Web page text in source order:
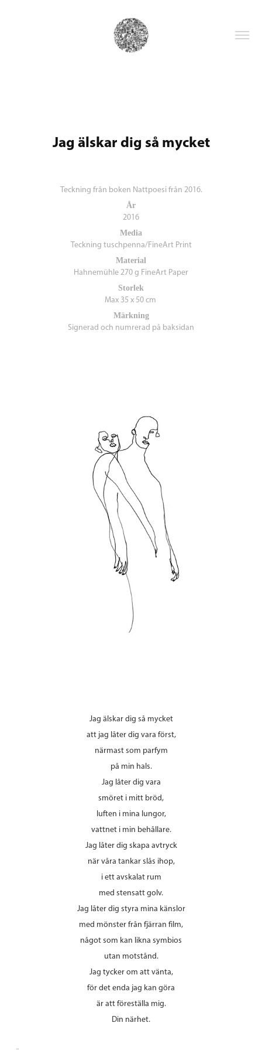
Jag älskar dig så mycket
Teckning från boken Nattpoesi från 2016.
År
2016
Media
Teckning tuschpenna/FineArt Print
Material
Hahnemühle 270 g FineArt Paper
Storlek
Max 35 x 50 cm
Märkning
Signerad och numrerad på baksidan
Jag älskar dig så mycket
att jag låter dig vara först,
närmast som parfym
på min hals.
Jag låter dig vara
smöret i mitt bröd,
luften i mina lungor,
vattnet i min behållare.
Jag låter dig skapa avtryck
när våra tankar slås ihop,
i ett avskalat rum
med stensatt golv.
Jag låter dig styra mina känslor
med mönster från fjärran film,
något som kan likna symbios
utan motstånd.
Jag tycker om att vänta,
för det enda jag kan göra
är att föreställa mig.
Din närhet.